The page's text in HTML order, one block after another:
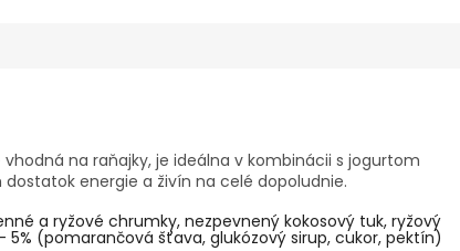
na raňajky, je ideálna v kombinácii s jogurtom
energie a živín na celé dopoludnie.
a ryžové chrumky, nezpevnený kokosový tuk, ryžový
(pomarančová šťava, glukózový sirup, cukor, pektín)